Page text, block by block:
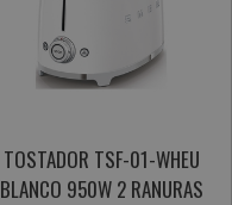
TOSTADOR TSF-01-WHEU
BLANCO 950W 2 RANURAS